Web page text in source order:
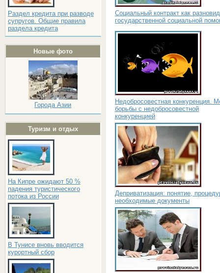
Раздел кредита при разводе
супругов. Общие правила
раздела кредита
Новые фото
Города Азии
Туризм и отдых
На Кипре ожидают 50 %
падения туристического
потока из России
В Тунисе вновь вводится
курортный сбор
Социальный контракт как
государственной социальной
Недобросовестная конкуренция.
борьбы с недобросовестной
конкуренцией
Деприватизация: понятие,
необходимые документы